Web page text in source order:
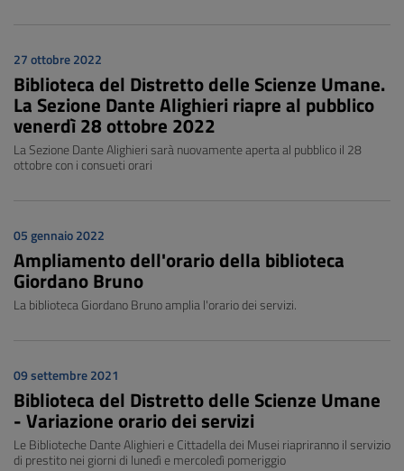
27 ottobre 2022
Biblioteca del Distretto delle Scienze Umane.
La Sezione Dante Alighieri riapre al pubblico
venerdì 28 ottobre 2022
La Sezione Dante Alighieri sarà nuovamente aperta al pubblico il 28
ottobre con i consueti orari
05 gennaio 2022
Ampliamento dell'orario della biblioteca
Giordano Bruno
La biblioteca Giordano Bruno amplia l'orario dei servizi.
09 settembre 2021
Biblioteca del Distretto delle Scienze Umane
- Variazione orario dei servizi
Le Biblioteche Dante Alighieri e Cittadella dei Musei riapriranno il servizio
di prestito nei giorni di lunedì e mercoledì pomeriggio